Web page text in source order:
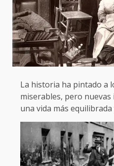
La historia ha pintado a
miserables, pero
una vida más